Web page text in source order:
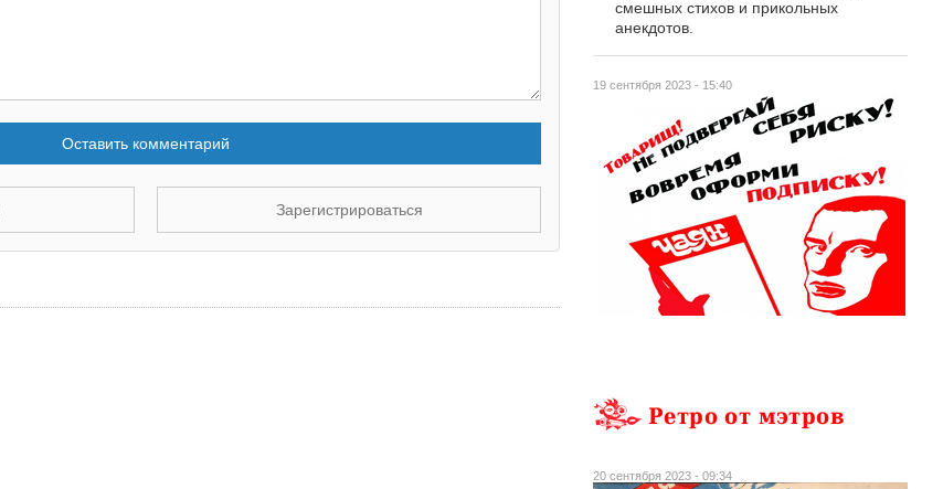
Оставить комментарий
Зарегистрироваться
19 сентября 2023 - 15:40
смешных стихов и прикольных
анекдотов.
Ретро от мэтров
20 сентября 2023 - 09:34